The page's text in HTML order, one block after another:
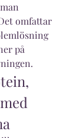
omfattar
på